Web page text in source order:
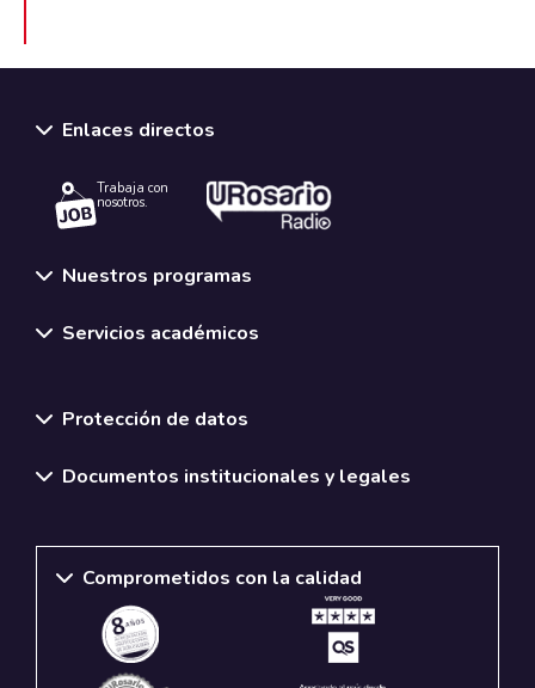
Enlaces directos
Trabaja con
nosotros.
Nuestros programas
Servicios académicos
Protección de datos
Documentos institucionales y legales
Comprometidos con la calidad